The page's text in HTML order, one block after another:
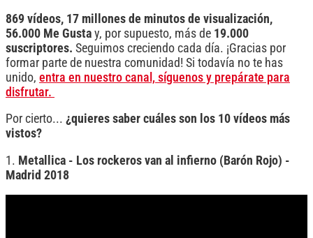
869 vídeos, 17 millones de minutos de visualización,
56.000 Me Gusta y, por supuesto, más de 19.000
suscriptores. Seguimos creciendo cada día. ¡Gracias por
formar parte de nuestra comunidad! Si todavía no te has
unido, entra en nuestro canal, síguenos y prepárate para
disfrutar.
Por cierto... ¿quieres saber cuáles son los 10 vídeos más
vistos?
1. Metallica - Los rockeros van al infierno (Barón Rojo) -
Madrid 2018